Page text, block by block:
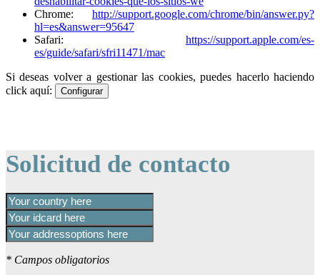
Chrome: http://support.google.com/chrome/bin/answer.py?
hl=es&answer=95647
Safari: https://support.apple.com/es-
es/guide/safari/sfri11471/mac
Si deseas volver a gestionar las cookies, puedes hacerlo haciendo
click aquí:
Configurar
Solicitud de contacto
* Campos obligatorios